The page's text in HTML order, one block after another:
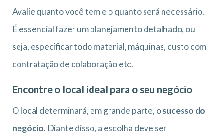
Avalie quanto você tem e o quanto será necessário.
É essencial fazer um planejamento detalhado, ou
seja, especificar todo material, máquinas, custo com
contratação de colaboração etc.
Encontre o local ideal para o seu negócio
O local determinará, em grande parte, osucesso do
negócio. Diante disso, a escolha deve ser